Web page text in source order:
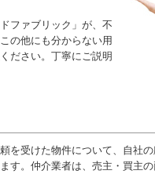
ファブリック」が、不
の他にも分からない用
ださい。丁寧にご説明
を受けた物件について、自社
す。仲介業者は、売主・買主